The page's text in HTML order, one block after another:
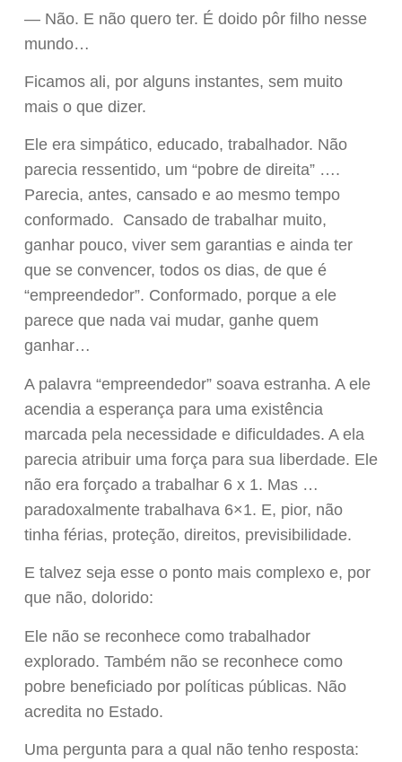
— Não. E não quero ter. É doido pôr filho nesse
mundo…
Ficamos ali, por alguns instantes, sem muito
mais o que dizer.
Ele era simpático, educado, trabalhador. Não
parecia ressentido, um “pobre de direita” ….
Parecia, antes, cansado e ao mesmo tempo
conformado. Cansado de trabalhar muito,
ganhar pouco, viver sem garantias e ainda ter
que se convencer, todos os dias, de que é
“empreendedor”. Conformado, porque a ele
parece que nada vai mudar, ganhe quem
ganhar…
A palavra “empreendedor” soava estranha. A ele
acendia a esperança para uma existência
marcada pela necessidade e dificuldades. A ela
parecia atribuir uma força para sua liberdade. Ele
não era forçado a trabalhar 6 x 1. Mas …
paradoxalmente trabalhava 6×1. E, pior, não
tinha férias, proteção, direitos, previsibilidade.
E talvez seja esse o ponto mais complexo e, por
que não, dolorido:
Ele não se reconhece como trabalhador
explorado. Também não se reconhece como
pobre beneficiado por políticas públicas. Não
acredita no Estado.
Uma pergunta para a qual não tenho resposta: